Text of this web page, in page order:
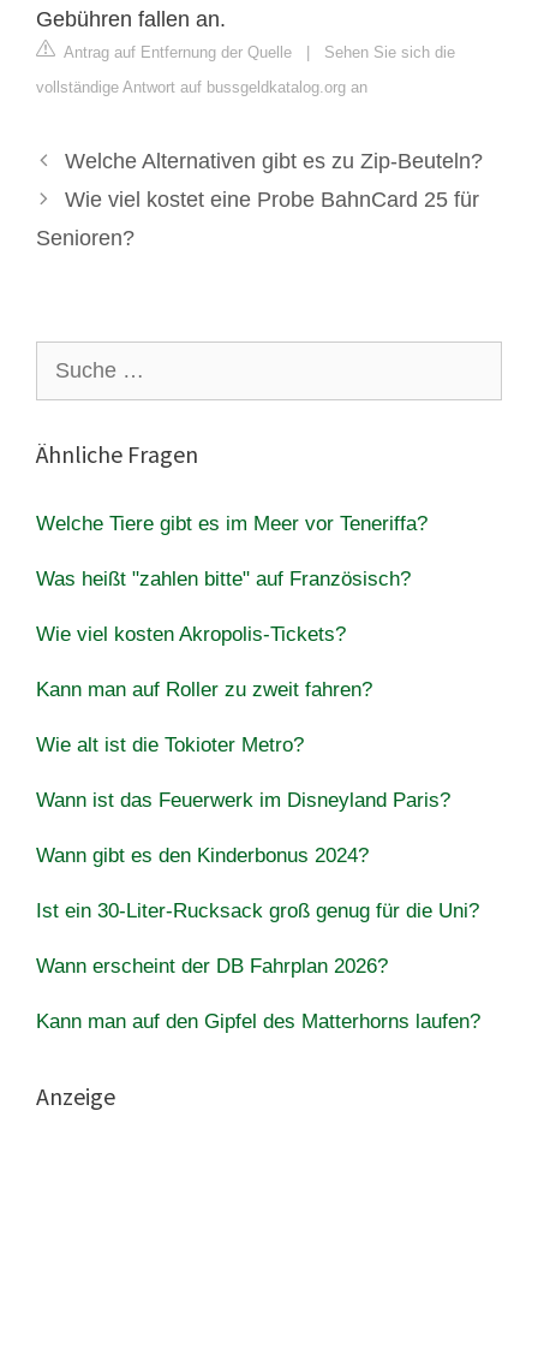
Gebühren fallen an.
Antrag auf Entfernung der Quelle | Sehen Sie sich die
vollständige Antwort auf bussgeldkatalog.org an
Welche Alternativen gibt es zu Zip-Beuteln?
Wie viel kostet eine Probe BahnCard 25 für
Senioren?
nach:
Ähnliche Fragen
Welche Tiere gibt es im Meer vor Teneriffa?
Was heißt "zahlen bitte" auf Französisch?
Wie viel kosten Akropolis-Tickets?
Kann man auf Roller zu zweit fahren?
Wie alt ist die Tokioter Metro?
Wann ist das Feuerwerk im Disneyland Paris?
Wann gibt es den Kinderbonus 2024?
Ist ein 30-Liter-Rucksack groß genug für die Uni?
Wann erscheint der DB Fahrplan 2026?
Kann man auf den Gipfel des Matterhorns laufen?
Anzeige